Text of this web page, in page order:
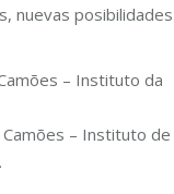
nuevas posibilidades
– Instituto da
– Instituto de